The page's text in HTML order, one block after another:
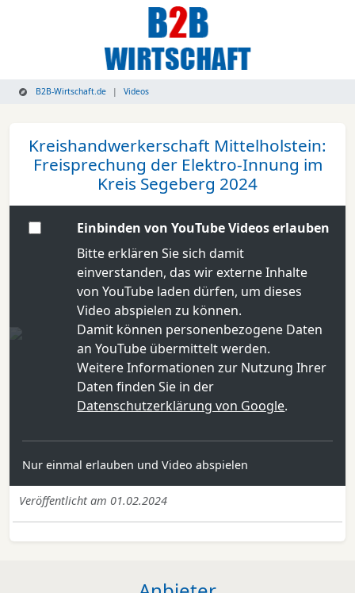
B2B-Wirtschaft.de Videos
Kreishandwerkerschaft Mittelholstein:
Freisprechung der Elektro-Innung im
Kreis Segeberg 2024
Einbinden von YouTube Videos erlauben
Bitte erklären Sie sich damit
einverstanden, das wir externe Inhalte
von YouTube laden dürfen, um dieses
Video abspielen zu können.
Damit können personenbezogene Daten
an YouTube übermittelt werden.
Weitere Informationen zur Nutzung Ihrer
Daten finden Sie in der
Datenschutzerklärung von Google.
Nur einmal erlauben und Video abspielen
Veröffentlicht am 01.02.2024